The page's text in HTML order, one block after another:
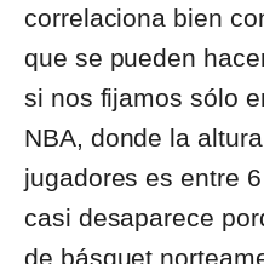
correlaciona bien
que se pueden
si nos fijamos sólo
NBA, donde la
jugadores es entre
casi desaparece
de básquet